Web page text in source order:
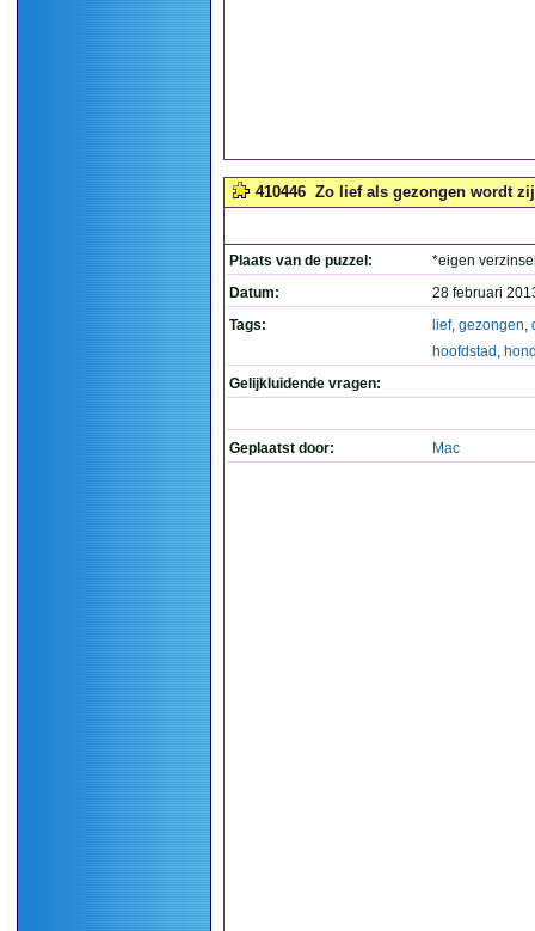
410446 Zo lief als gezongen wordt
Plaats van de puzzel:
*eigen
Datum:
28 februari
Tags:
lief, gezongen,
hoofdstad ,
Gelijkluidende vragen:
Geplaatst door: Mac